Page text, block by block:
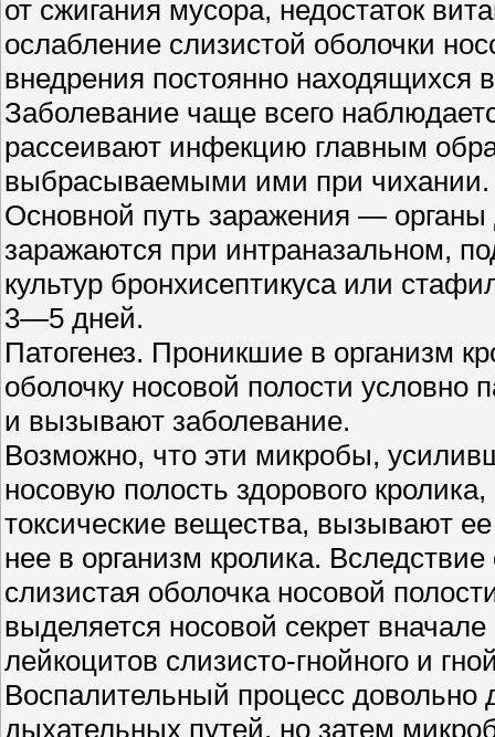
от сжигания мусора, недостаток
ослабление слизистой оболочки
внедрения постоянно находящихся
Заболевание чаще всего
рассеивают инфекцию главным
выбрасываемыми ими при чихании.
Основной путь заражения —
заражаются при интраназальном,
культур бронхисептикуса или
3—5 дней.
Патогенез. Проникшие в организм
оболочку носовой полости
и вызывают заболевание.
Возможно, что эти микробы,
носовую полость здорового
токсические вещества, вызывают
нее в организм кролика.
слизистая оболочка носовой
выделяется носовой секрет
лейкоцитов слизисто-гнойного и
Воспалительный процесс довольно
дыхательных путей, но затем